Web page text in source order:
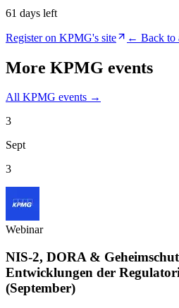
61 days left
Register on KPMG's site ← Back to
More KPMG events
All KPMG events →
3
Sept
3
Webinar
NIS-2, DORA &
Entwicklungen der
(September)